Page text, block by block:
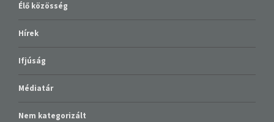
Élő közösség
Hírek
Ifjúság
Médiatár
Nem kategorizált